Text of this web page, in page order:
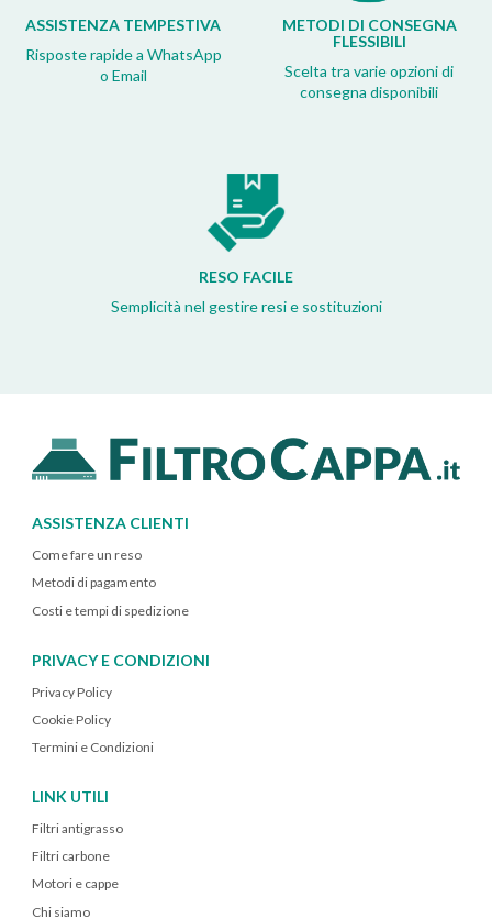
ASSISTENZA TEMPESTIVA
Risposte rapide a WhatsApp
o Email
METODI DI CONSEGNA
FLESSIBILI
Scelta tra varie opzioni di
consegna disponibili
RESO FACILE
Semplicità nel gestire resi e sostituzioni
ASSISTENZA CLIENTI
Come fare un reso
Metodi di pagamento
Costi e tempi di spedizione
PRIVACY E CONDIZIONI
Privacy Policy
Cookie Policy
Termini e Condizioni
LINK UTILI
Filtri antigrasso
Filtri carbone
Motori e cappe
Chi siamo